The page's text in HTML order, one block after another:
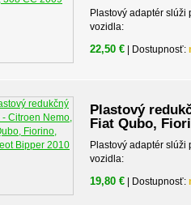
Plastový adaptér
vozidla:
22,50 € | Dostupnosť:
Plastový
Fiat Qubo,
Plastový adaptér
vozidla:
19,80 € | Dostupnosť: